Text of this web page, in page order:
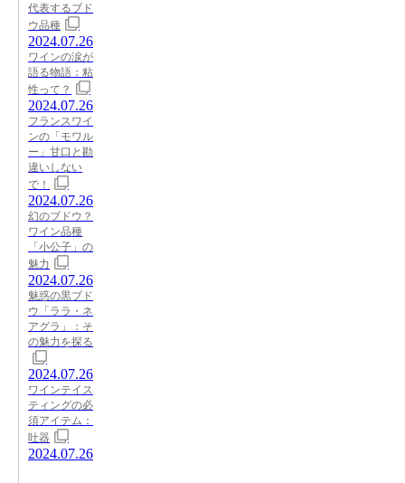
代表するブド
ウ品種
2024.07.26
ワインの涙が
語る物語：粘
性って？
2024.07.26
フランスワイ
ンの「モワル
ー」甘口と勘
違いしない
で！
2024.07.26
幻のブドウ？
ワイン品種
「小公子」の
魅力
2024.07.26
魅惑の黒ブド
ウ「ララ・ネ
アグラ」：そ
の魅力を探る
2024.07.26
ワインテイス
ティングの必
須アイテム：
吐器
2024.07.26